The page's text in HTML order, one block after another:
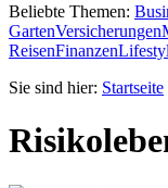
Beliebte Themen:
GartenVersicherungen
ReisenFinanzen
Sie sind hier: Startseite